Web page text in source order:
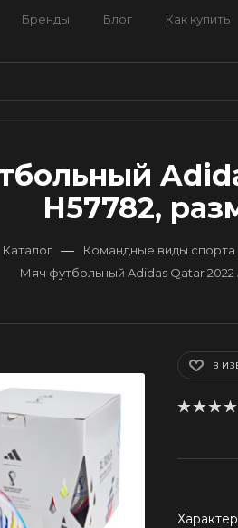
Бренды Блог Как купить
H57782,
Каталог — Командные виды спорта
Мяч футбольный Adidas Qatar 2022
В